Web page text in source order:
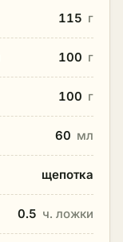
115 г
100 г
100 г
60 мл
щепотка
0.5 ч. ложки